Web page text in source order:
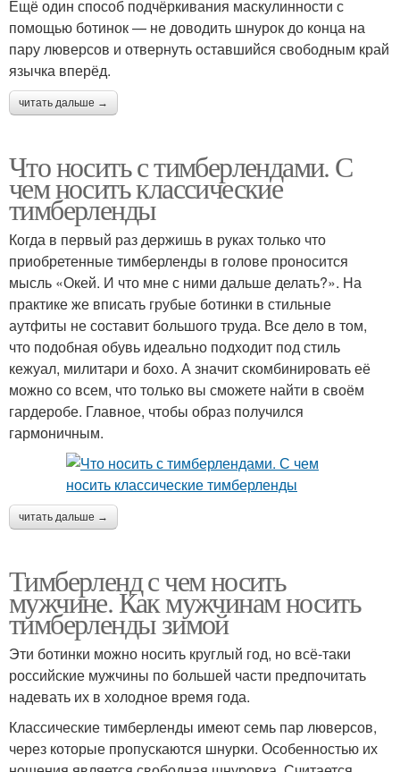
Ещё один способ подчёркивания маскулинности с
помощью ботинок — не доводить шнурок до конца на
пару люверсов и отвернуть оставшийся свободным край
язычка вперёд.
читать дальше →
Что носить с тимберлендами. С
чем носить классические
тимберленды
Когда в первый раз держишь в руках только что
приобретенные тимберленды в голове проносится
мысль «Окей. И что мне с ними дальше делать?». На
практике же вписать грубые ботинки в стильные
аутфиты не составит большого труда. Все дело в том,
что подобная обувь идеально подходит под стиль
кежуал, милитари и бохо. А значит скомбинировать её
можно со всем, что только вы сможете найти в своём
гардеробе. Главное, чтобы образ получился
гармоничным.
читать дальше →
Тимберленд с чем носить
мужчине. Как мужчинам носить
тимберленды зимой
Эти ботинки можно носить круглый год, но всё-таки
российские мужчины по большей части предпочитать
надевать их в холодное время года.
Классические тимберленды имеют семь пар люверсов,
через которые пропускаются шнурки. Особенностью их